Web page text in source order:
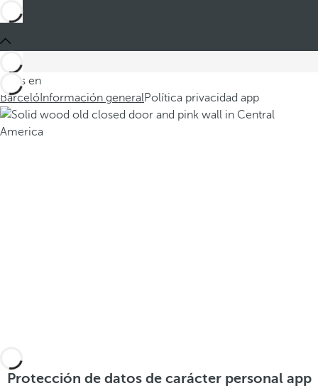
Estás en
Barceló Información generalPolítica privacidad app
Protección de datos de carácter personal app